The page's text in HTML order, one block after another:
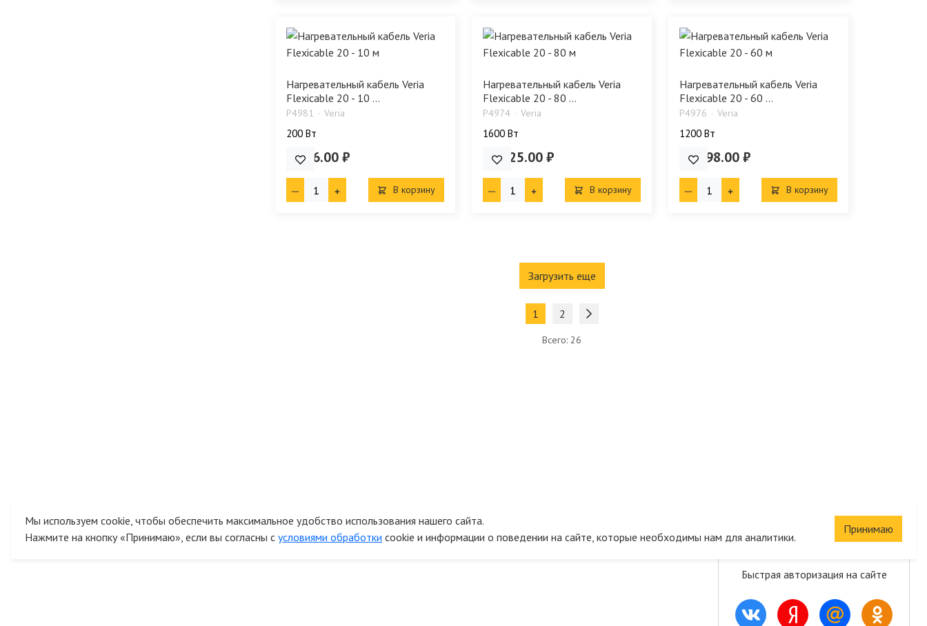
Нагревательный кабель Veria
Flexicable 20 - 10 ...
P4981 Veria
200 Bт
5 826.00 ₽
В корзину
Нагревательный кабель Veria
Flexicable 20 - 80 ...
P4974 Veria
1600 Bт
20 925.00 ₽
В корзину
Нагревательный кабель Veria
Flexicable 20 - 60 ...
P4976 Veria
1200 Bт
16 498.00 ₽
В корзину
Загрузить еще
1 2
Всего: 26
Сохраните корзину
и список желаний
Быстрая авторизация на сайте
Мы используем cookie, чтобы обеспечить максимальное удобство использования нашего сайта.
Нажмите на кнопку «Принимаю», если вы согласны с условиями обработки cookie и информации о поведении на сайте, которые необходимы нам для аналитики.
Принимаю